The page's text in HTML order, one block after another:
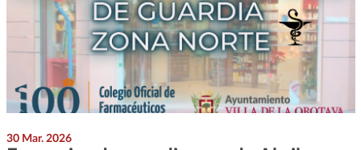
30 Mar. 2026